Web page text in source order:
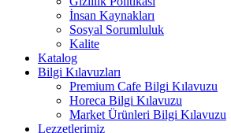
İnsan Kaynakları
Sosyal Sorumluluk
Kalite
Katalog
Bilgi Kılavuzları
Premium Cafe Bilgi Kılavuzu
Horeca Bilgi Kılavuzu
Market Ürünleri Bilgi Kılavuzu
Lezzetlerimiz